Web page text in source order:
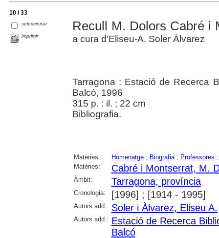
10 / 33
seleccionar
imprimir
Recull M. Dolors Cabré i
a cura d'Eliseu-A. Soler Àlvarez
Tarragona : Estació de Recerca
Balcó, 1996
315 p. : il. ; 22 cm
Bibliografia.
Matèries: Homenatge; Biografia; Professores
Matèries:
Cabré i Montserrat, M.
Àmbit: Tarragona, província
Cronologia: [1996] ; [1914 - 1995]
Autors add.: Soler i Àlvarez, Eliseu A.
Autors add.: Estació de Recerca
Balcó